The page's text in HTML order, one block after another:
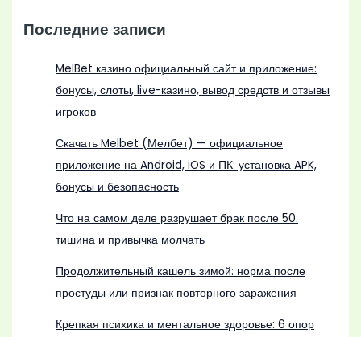
Последние записи
MelBet казино официальный сайт и приложение:
бонусы, слоты, live-казино, вывод средств и отзывы
игроков
Скачать Melbet (Мелбет) — официальное
приложение на Android, iOS и ПК: установка APK,
бонусы и безопасность
Что на самом деле разрушает брак после 50:
тишина и привычка молчать
Продолжительный кашель зимой: норма после
простуды или признак повторного заражения
Крепкая психика и ментальное здоровье: 6 опор